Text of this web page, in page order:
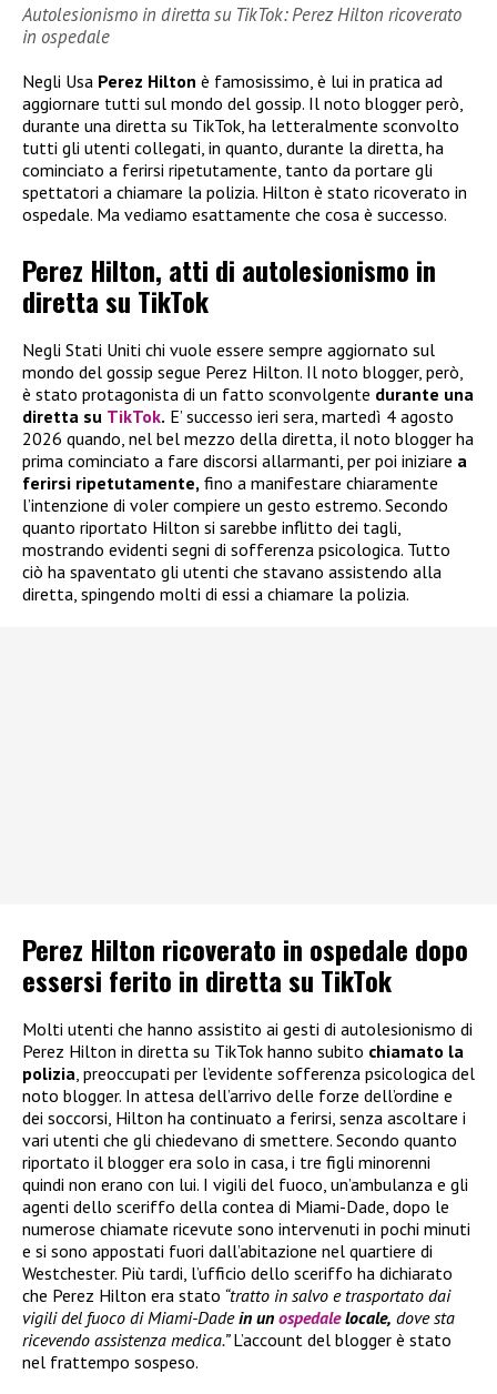
Autolesionismo in diretta su TikTok: Perez Hilton ricoverato
in ospedale
Negli Usa Perez Hilton è famosissimo, è lui in pratica ad
aggiornare tutti sul mondo del gossip. Il noto blogger però,
durante una diretta su TikTok, ha letteralmente sconvolto
tutti gli utenti collegati, in quanto, durante la diretta, ha
cominciato a ferirsi ripetutamente, tanto da portare gli
spettatori a chiamare la polizia. Hilton è stato ricoverato in
ospedale. Ma vediamo esattamente che cosa è successo.
Perez Hilton, atti di autolesionismo in
diretta su TikTok
Negli Stati Uniti chi vuole essere sempre aggiornato sul
mondo del gossip segue Perez Hilton. Il noto blogger, però,
è stato protagonista di un fatto sconvolgente durante una
diretta su TikTok. E’ successo ieri sera, martedì 4 agosto
2026 quando, nel bel mezzo della diretta, il noto blogger ha
prima cominciato a fare discorsi allarmanti, per poi iniziare a
ferirsi ripetutamente, fino a manifestare chiaramente
l’intenzione di voler compiere un gesto estremo. Secondo
quanto riportato Hilton si sarebbe inflitto dei tagli,
mostrando evidenti segni di sofferenza psicologica. Tutto
ciò ha spaventato gli utenti che stavano assistendo alla
diretta, spingendo molti di essi a chiamare la polizia.
Perez Hilton ricoverato in ospedale dopo
essersi ferito in diretta su TikTok
Molti utenti che hanno assistito ai gesti di autolesionismo di
Perez Hilton in diretta su TikTok hanno subito chiamato la
polizia, preoccupati per l’evidente sofferenza psicologica del
noto blogger. In attesa dell’arrivo delle forze dell’ordine e
dei soccorsi, Hilton ha continuato a ferirsi, senza ascoltare i
vari utenti che gli chiedevano di smettere. Secondo quanto
riportato il blogger era solo in casa, i tre figli minorenni
quindi non erano con lui. I vigili del fuoco, un’ambulanza e gli
agenti dello sceriffo della contea di Miami-Dade, dopo le
numerose chiamate ricevute sono intervenuti in pochi minuti
e si sono appostati fuori dall’abitazione nel quartiere di
Westchester. Più tardi, l’ufficio dello sceriffo ha dichiarato
che Perez Hilton era stato “tratto in salvo e trasportato dai
vigili del fuoco di Miami-Dadein un ospedalelocale, dove sta
ricevendo assistenza medica.”L’account del blogger è stato
nel frattempo sospeso.